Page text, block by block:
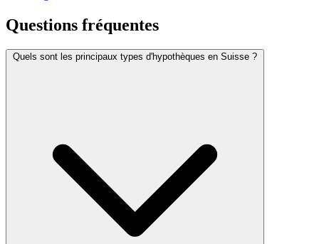
Questions fréquentes
Quels sont les principaux types d'hypothèques en Suisse ?